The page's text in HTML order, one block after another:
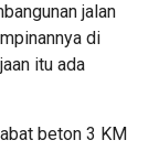
jalan
di
itu ada
beton 3 KM